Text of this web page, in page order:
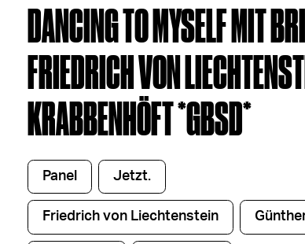
DANCING TO MYSELF MIT
FRIEDRICH VON
KRABBENHÖFT *GBSD*
Panel Jetzt.
Friedrich von Liechtenstein